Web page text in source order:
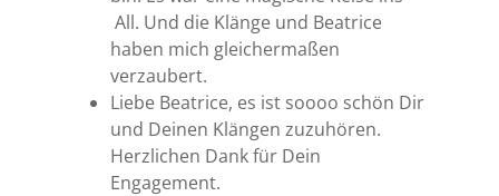
All. Und die Klänge und Beatrice
haben mich gleichermaßen
verzaubert.
Liebe Beatrice, es ist soooo schön Dir
und Deinen Klängen zuzuhören.
Herzlichen Dank für Dein
Engagement.